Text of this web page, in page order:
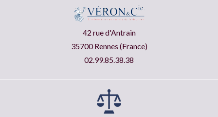
42 rue d'Antrain
35700 Rennes (France)
02.99.85.38.38